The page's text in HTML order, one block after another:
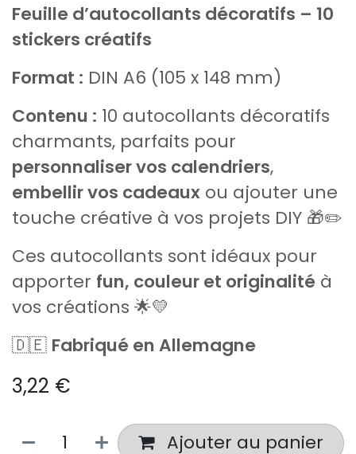
Feuille d’autocollants décoratifs – 10
stickers créatifs
Format : DIN A6 (105 x 148 mm)
Contenu : 10 autocollants décoratifs
charmants, parfaits pour
personnaliser vos calendriers,
embellir vos cadeaux ou ajouter une
touche créative à vos projets DIY 🎁✏️
Ces autocollants sont idéaux pour
apporter fun, couleur et originalité à
vos créations 🌟💛
🇩🇪 Fabriqué en Allemagne
3,22 €
Ajouter au panier